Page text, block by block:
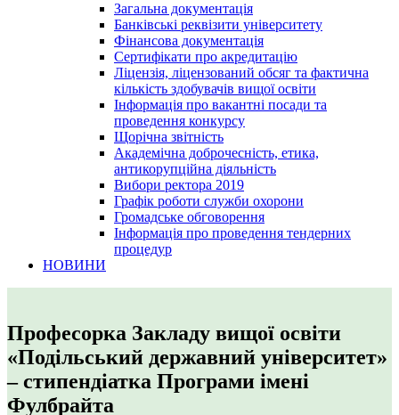
Загальна документація
Банківські реквізити університету
Фінансова документація
Сертифікати про акредитацію
Ліцензія, ліцензований обсяг та фактична
кількість здобувачів вищої освіти
Інформація про вакантні посади та
проведення конкурсу
Щорічна звітність
Академічна доброчесність, етика,
антикорупційна діяльність
Вибори ректора 2019
Графік роботи служби охорони
Громадське обговорення
Інформація про проведення тендерних
процедур
НОВИНИ
Професорка Закладу вищої освіти
«Подільський державний університет»
– стипендіатка Програми імені
Фулбрайта